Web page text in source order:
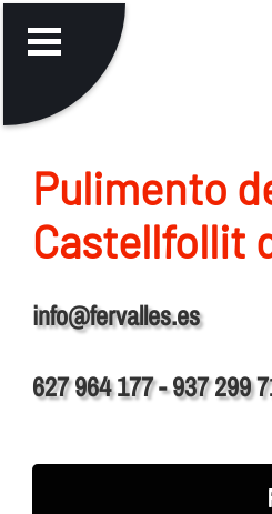
Pulimento
Castellfollit
info@fervalles.es
627 964 177 - 937 299